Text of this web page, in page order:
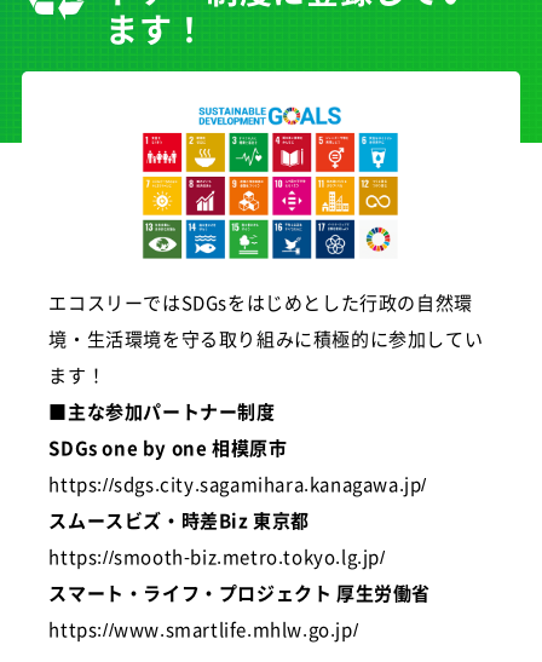
ます！
エコスリーではSDGsをはじめとした行政の自然環
境・生活環境を守る取り組みに積極的に参加してい
ます！
■主な参加パートナー制度
SDGs one by one 相模原市
https://sdgs.city.sagamihara.kanagawa.jp/
スムースビズ・時差Biz 東京都
https://smooth-biz.metro.tokyo.lg.jp/
スマート・ライフ・プロジェクト 厚生労働省
https://www.smartlife.mhlw.go.jp/